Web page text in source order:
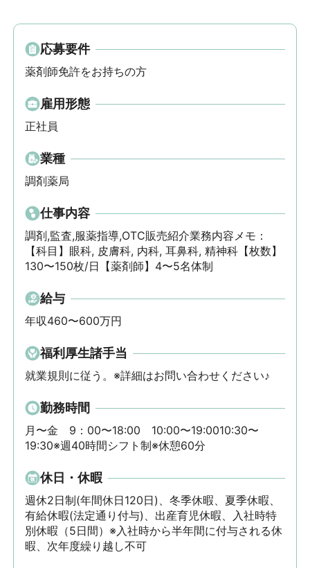
応募要件
薬剤師免許をお持ちの方
雇用形態
正社員
業種
調剤薬局
仕事内容
調剤,監査,服薬指導,OTC販売紹介業務内容メモ：
【科目】眼科, 皮膚科, 内科, 耳鼻科, 精神科【枚数】
130〜150枚/日【薬剤師】4〜5名体制
給与
年収460〜600万円
福利厚生諸手当
就業規則に従う。※詳細はお問い合わせください♪
勤務時間
月〜金　9：00〜18:00　10:00〜19:0010:30〜
19:30※週40時間シフト制※休憩60分
休日・休暇
週休2日制(年間休日120日)、冬季休暇、夏季休暇、
有給休暇(法定通り付与)、出産育児休暇、入社時特
別休暇（5日間）※入社時から半年間に付与される休
暇、次年度繰り越し不可